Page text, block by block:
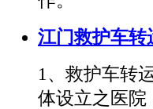
江门救护车转
1、救护车转
体设立之医院